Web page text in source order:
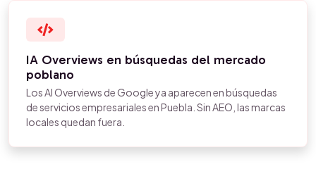
IA Overviews en búsquedas del mercado
poblano
Los AI Overviews de Google ya aparecen en búsquedas
de servicios empresariales en Puebla. Sin AEO, las marcas
locales quedan fuera.